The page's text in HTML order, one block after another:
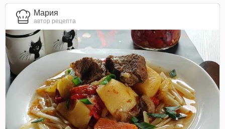
Мария
автор рецепта